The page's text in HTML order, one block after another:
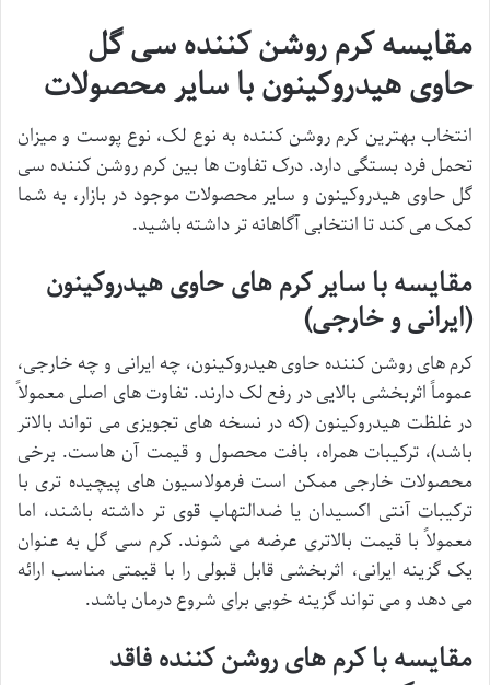
مقایسه کرم روشن کننده سی گل
حاوی هیدروکینون با سایر محصولات
انتخاب بهترین کرم روشن کننده به نوع لک، نوع پوست و میزان
تحمل فرد بستگی دارد. درک تفاوت ها بین کرم روشن کننده سی
گل حاوی هیدروکینون و سایر محصولات موجود در بازار، به شما
کمک می کند تا انتخابی آگاهانه تر داشته باشید.
مقایسه با سایر کرم های حاوی هیدروکینون
(ایرانی و خارجی)
کرم های روشن کننده حاوی هیدروکینون، چه ایرانی و چه خارجی،
عموماً اثربخشی بالایی در رفع لک دارند. تفاوت های اصلی معمولاً
در غلظت هیدروکینون (که در نسخه های تجویزی می تواند بالاتر
باشد)، ترکیبات همراه، بافت محصول و قیمت آن هاست. برخی
محصولات خارجی ممکن است فرمولاسیون های پیچیده تری با
ترکیبات آنتی اکسیدان یا ضدالتهاب قوی تر داشته باشند، اما
معمولاً با قیمت بالاتری عرضه می شوند. کرم سی گل به عنوان
یک گزینه ایرانی، اثربخشی قابل قبولی را با قیمتی مناسب ارائه
می دهد و می تواند گزینه خوبی برای شروع درمان باشد.
مقایسه با کرم های روشن کننده فاقد